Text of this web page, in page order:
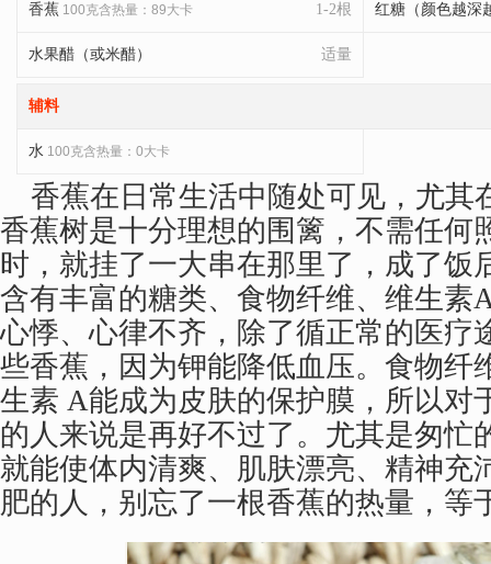
1-2根
香蕉 100克含热量：89大卡 红糖（颜色越深
适量
水果醋（或米醋）
辅料
水 100克含热量：0大卡
香蕉在日常生活中随处可见，尤其
香蕉树是十分理想的围篱，不需任何
时，就挂了一大串在那里了，成了饭
含有丰富的糖类、食物纤维、维生素
心悸、心律不齐，除了循正常的医疗
些香蕉，因为钾能降低血压。食物纤
生素 A能成为皮肤的保护膜，所以对
的人来说是再好不过了。尤其是匆忙
就能使体内清爽、肌肤漂亮、精神充
肥的人，别忘了一根香蕉的热量，等